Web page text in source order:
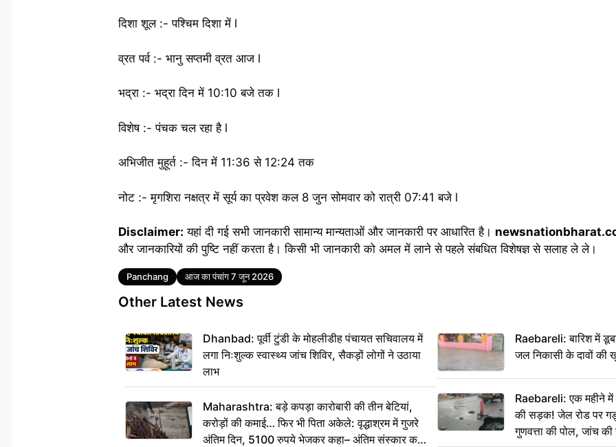
दिशा शूल :- पश्चिम दिशा में l
व्रत पर्व :- भानु सप्तमी व्रत आज l
भद्रा :- भद्रा दिन में 10:10 बजे तक l
विशेष :- पंचक चल रहा है l
अभिजीत मुहूर्त :- दिन में 11:36 से 12:24 तक
नोट :- मृगशिरा नक्षत्र में सूर्य का प्रवेश कल 8 जुन सोमवार को रात्री 07:41 बजे l
Disclaimer: यहां दी गई सभी जानकारी सामान्य मान्यताओं और जानकारी पर आधारित है।
और जानकारियों की पुष्टि नहीं करता है। किसी भी जानकारी को अमल में लाने से पहले संबधित विशेषज्ञ से सलाह ले ले।
Tags
Panchang आज का पंचांग 7 जून 2026
Other Latest News
Dhanbad: पूर्वी टुंडी के मोहलीडीह पंचायत सचिवालय में
लगा निःशुल्क स्वास्थ्य जांच शिविर, सैकड़ों लोगों ने उठाया
लाभ
Maharashtra: बड़े कपड़ा कारोबारी की तीन बेटियां,
करोड़ों की कमाई… फिर भी पिता अकेले: वृद्धाश्रम में गुजरे
अंतिम दिन, 5100 रुपये भेजकर कहा– अंतिम संस्कार कर
Raebareli: बारिश में
जल निकासी के दावों की
Raebareli: एक महीने
की सड़क! जेल रोड पर
गुणवत्ता की पोल, जांच की